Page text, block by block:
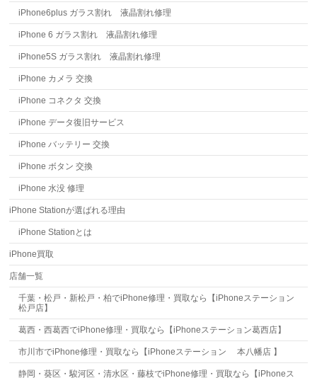
iPhone6plus ガラス割れ 液晶割れ修理
iPhone 6 ガラス割れ 液晶割れ修理
iPhone5S ガラス割れ 液晶割れ修理
iPhone カメラ 交換
iPhone コネクタ 交換
iPhone データ復旧サービス
iPhone バッテリー 交換
iPhone ボタン 交換
iPhone 水没 修理
iPhone Stationが選ばれる理由
iPhone Stationとは
iPhone買取
店舗一覧
千葉・松戸・新松戸・柏でiPhone修理・買取なら【iPhoneステーション
松戸店】
葛西・西葛西でiPhone修理・買取なら【iPhoneステーション葛西店】
市川市でiPhone修理・買取なら【iPhoneステーション 本八幡店 】
静岡・葵区・駿河区・清水区・藤枝でiPhone修理・買取なら【iPhoneス